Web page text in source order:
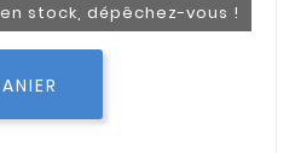
stock, dépêchez-vous !